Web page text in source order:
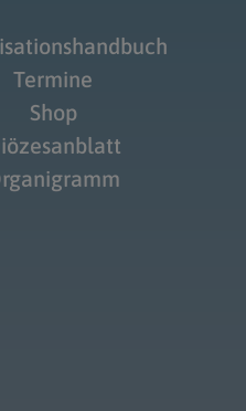
Termine
Shop